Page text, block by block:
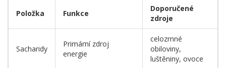
Položka Funkce
Doporučené
zdroje
Sacharidy
Primární zdroj
energie
celozrnné
obiloviny,
luštěniny, ovoce